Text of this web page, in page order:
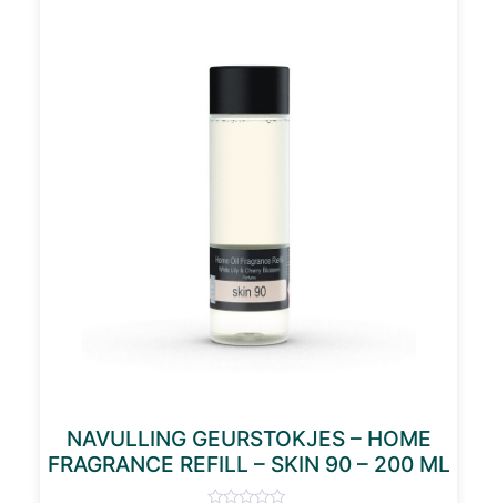
NAVULLING GEURSTOKJES – HOME
FRAGRANCE REFILL – SKIN 90 – 200 ML